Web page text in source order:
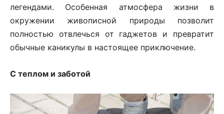
легендами. Особенная атмосфера жизни в
окружении живописной природы позволит
полностью отвлечься от гаджетов и превратит
обычные каникулы в настоящее приключение.
С теплом и заботой